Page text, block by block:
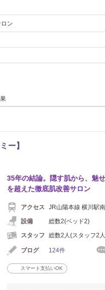
ン
ー】
35年の結論。隠す肌から、魅
を超えた徹底肌改善サロン
アクセス
JR山陽本線 横川駅
設備
総数2(ベッド2)
スタッフ
総数2人(スタッフ2
ブログ 124件
スマート支払いOK